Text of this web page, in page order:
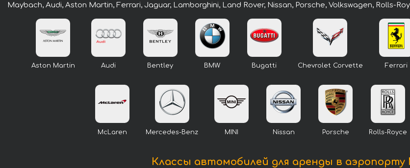
Maybach, Audi, Aston Martin, Ferrari, Jaguar, Lamborghini, Land Rover, Nissan, Porsche, Volkswagen, Rolls-
Aston Martin Audi Bentley BMW Bugatti Chevrolet Corvette Ferrari
McLaren Mercedes-Benz MINI Nissan Porsche Rolls-Royce
Классы автомобилей для аренды в